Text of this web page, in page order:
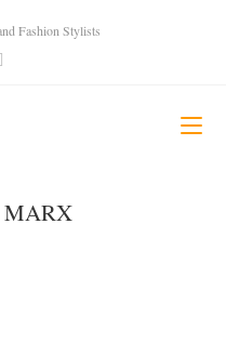
Fashion Stylists
MARX